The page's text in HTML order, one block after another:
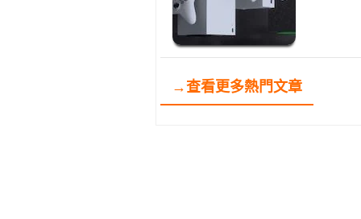
→查看更多熱門文章